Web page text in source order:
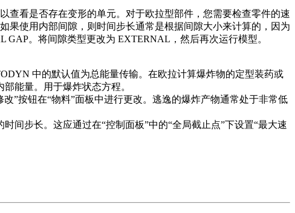
查看是否存在变形的单元。对于欧拉型部件，您需要检查零件的速
果使用内部间隙，则时间步长通常是根据间隙大小来计算的，因为
。将间隙类型更改为 EXTERNAL，然后再次运行模型。
中的默认值为总能量传输。在欧拉计算爆炸物的定型装药或
能量。用于爆炸状态方程。
”按钮在“物料”面板中进行更改。逃逸的爆炸产物通常处于非常低
间步长。这应通过在“控制面板”中的“全局截止点”下设置“最大速